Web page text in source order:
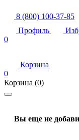
8 (800) 100-37-85
Профиль
0
Корзина
0
Корзина (0)
Вы еще не